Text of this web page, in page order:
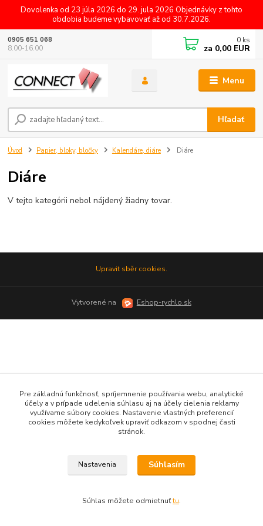
Dovolenka od 23 júla 2026 do 29. jula 2026 Objednávky z tohto
obdobia budeme vybavovať až od 30.7.2026.
Menu
Hľadať
0905 651 068
8.00-16.00
0 ks
za 0,00 EUR
Úvod Papier, bloky, bločky Kalendáre, diáre Diáre
Diáre
V tejto kategórii nebol nájdený žiadny tovar.
Upravit sběr cookies.
Vytvorené na Eshop-rychlo.sk
Pre základnú funkčnosť, spríjemnenie používania webu, analytické
účely a v prípade udelenia súhlasu aj na účely cielenia reklamy
využívame súbory cookies. Nastavenie vlastných preferencií
cookies môžete kedykoľvek upraviť odkazom v spodnej časti
stránok.
Nastavenia Súhlasím
Súhlas môžete odmietnuťtu.